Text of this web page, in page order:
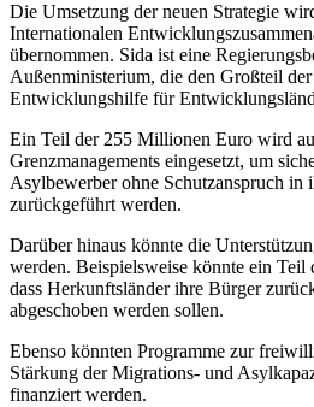
Die Umsetzung der neuen Strategie
Internationalen
übernommen. Sida ist eine
Außenministerium, die den Großteil
Entwicklungshilfe für
Ein Teil der 255 Millionen Euro wird
Grenzmanagements eingesetzt, um
Asylbewerber ohne Schutzanspruch in
zurückgeführt werden.
Darüber hinaus könnte die
werden. Beispielsweise könnte ein Teil
dass Herkunftsländer ihre Bürger
abgeschoben werden sollen.
Ebenso könnten Programme zur
Stärkung der Migrations- und
finanziert werden.